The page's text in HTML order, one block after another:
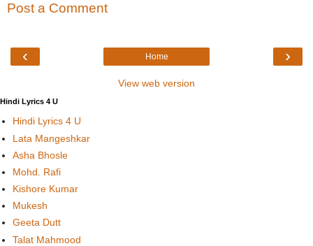
Post a Comment
‹ ›
Home
View web version
Hindi Lyrics 4 U
Hindi Lyrics 4 U
Lata Mangeshkar
Asha Bhosle
Mohd. Rafi
Kishore Kumar
Mukesh
Geeta Dutt
Talat Mahmood